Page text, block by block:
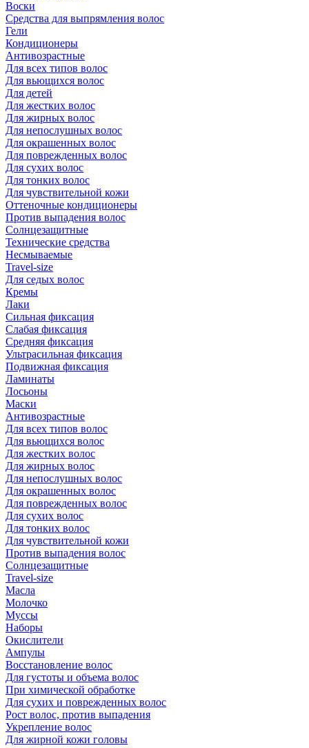
Воски
Средства для выпрямления волос
Гели
Кондиционеры
Антивозрастные
Для всех типов волос
Для вьющихся волос
Для детей
Для жестких волос
Для жирных волос
Для непослушных волос
Для окрашенных волос
Для поврежденных волос
Для сухих волос
Для тонких волос
Для чувствительной кожи
Оттеночные кондиционеры
Против выпадения волос
Солнцезащитные
Технические средства
Несмываемые
Travel-size
Для седых волос
Кремы
Лаки
Сильная фиксация
Слабая фиксация
Средняя фиксация
Ультрасильная фиксация
Подвижная фиксация
Ламинаты
Лосьоны
Маски
Антивозрастные
Для всех типов волос
Для вьющихся волос
Для жестких волос
Для жирных волос
Для непослушных волос
Для окрашенных волос
Для поврежденных волос
Для сухих волос
Для тонких волос
Для чувствительной кожи
Против выпадения волос
Солнцезащитные
Travel-size
Масла
Молочко
Муссы
Наборы
Окислители
Ампулы
Восстановление волос
Для густоты и объема волос
При химической обработке
Для сухих и поврежденных волос
Рост волос, против выпадения
Укрепление волос
Для жирной кожи головы